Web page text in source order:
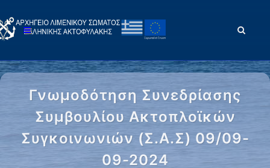
Γνωμοδότηση Συνεδρίασης
Συμβουλίου Ακτοπλοϊκών
Συγκοινωνιών (Σ.Α.Σ) 09/09-
09-2024